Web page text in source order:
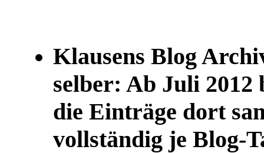
Klausens Blog
selber: Ab Juli 2012
die Einträge dort
vollständig je Blog-